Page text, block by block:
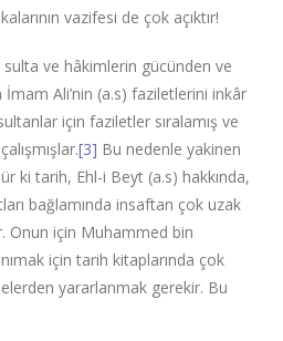
vazifesi de çok açıktır!
ve hâkimlerin gücünden ve
Ali’nin (a.s) faziletlerini inkâr
için faziletler sıralamış ve
[3] Bu nedenle yakinen
ki tarih, Ehl-i Beyt (a.s) hakkında,
bağlamında insaftan çok uzak
Onun için Muhammed bin
için tarih kitaplarında çok
yararlanmak gerekir. Bu